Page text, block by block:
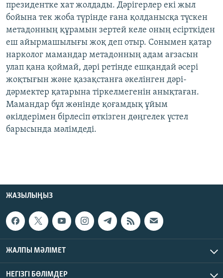
президентке хат жолдады. Дәрігерлер екі жыл
бойына тек жоба түрінде ғана қолданысқа түскен
метадонның құрамын зертей келе оның есірткіден
еш айырмашылығы жоқ деп отыр. Сонымен қатар
нарколог мамандар метадонның адам ағзасын
улап қана қоймай, дәрі ретінде ешқандай әсері
жоқтығын және қазақстанға әкелінген дәрі-
дәрмектер қатарына тіркелмегенін анықтаған.
Мамандар бұл жөнінде қоғамдық ұйым
өкілдерімен бірлесіп өткізген дөңгелек үстел
барысында мәлімдеді.
ЖАЗЫЛЫҢЫЗ
ЖАЛПЫ МӘЛІМЕТ
НЕГІЗГІ БӨЛІМДЕР